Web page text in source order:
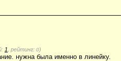
1 , рейтинг: 0)
нужна была именно в линейку.